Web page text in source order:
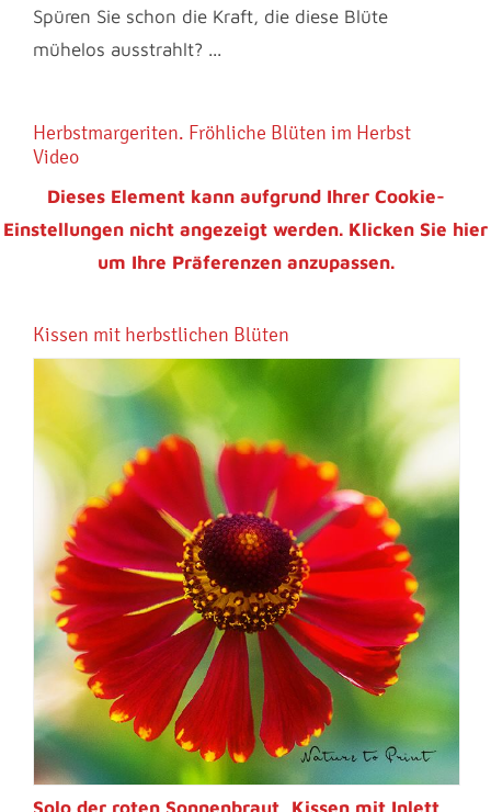
Spüren Sie schon die Kraft, die diese Blüte
mühelos ausstrahlt? ...
Herbstmargeriten. Fröhliche Blüten im Herbst
Video
Dieses Element kann aufgrund Ihrer Cookie-
Einstellungen nicht angezeigt werden. Klicken Sie hier
um Ihre Präferenzen anzupassen.
Kissen mit herbstlichen Blüten